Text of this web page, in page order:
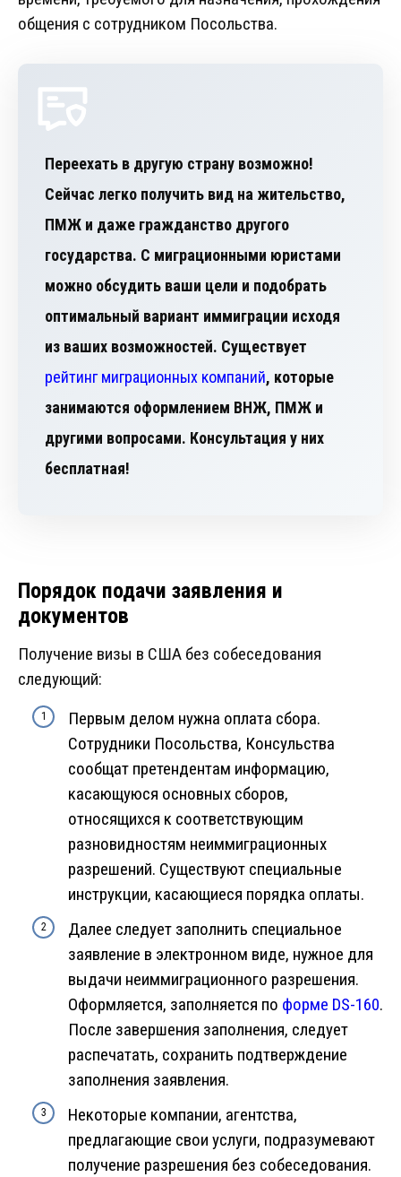
общения с сотрудником Посольства.
Переехать в другую страну возможно!
Сейчас легко получить вид на жительство,
ПМЖ и даже гражданство другого
государства. С миграционными юристами
можно обсудить ваши цели и подобрать
оптимальный вариант иммиграции исходя
из ваших возможностей. Существует
рейтинг миграционных компаний, которые
занимаются оформлением ВНЖ, ПМЖ и
другими вопросами. Консультация у них
бесплатная!
Порядок подачи заявления и
документов
Получение визы в США без собеседования
следующий:
Первым делом нужна оплата сбора.
Сотрудники Посольства, Консульства
сообщат претендентам информацию,
касающуюся основных сборов,
относящихся к соответствующим
разновидностям неиммиграционных
разрешений. Существуют специальные
инструкции, касающиеся порядка оплаты.
Далее следует заполнить специальное
заявление в электронном виде, нужное для
выдачи неиммиграционного разрешения.
Оформляется, заполняется по форме DS-160.
После завершения заполнения, следует
распечатать, сохранить подтверждение
заполнения заявления.
Некоторые компании, агентства,
предлагающие свои услуги, подразумевают
получение разрешения без собеседования.